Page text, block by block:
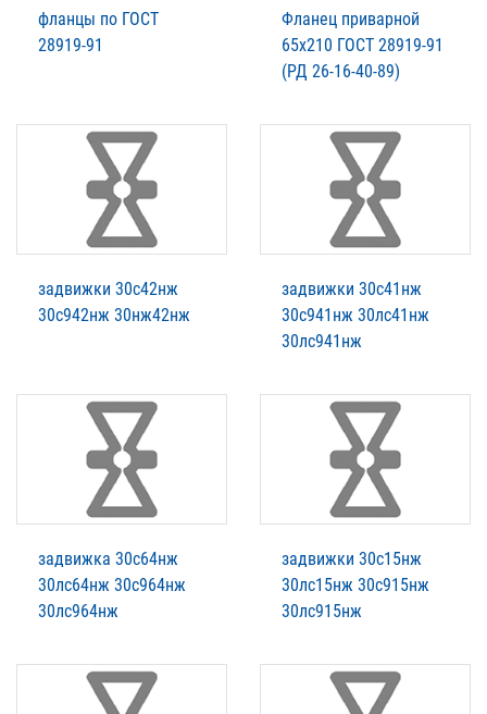
фланцы по ГОСТ
28919-91
Фланец приварной
65x210 ГОСТ 28919-91
(РД 26-16-40-89)
задвижки 30с42нж
30с942нж 30нж42нж
задвижки 30с41нж
30с941нж 30лс41нж
30лс941нж
задвижка 30с64нж
30лс64нж 30с964нж
30лс964нж
задвижки 30с15нж
30лс15нж 30с915нж
30лс915нж